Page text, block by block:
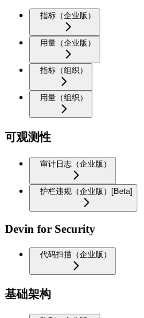
指标（企业版）
用量（企业版）
指标（组织）
用量（组织）
可观测性
审计日志（企业版）
护栏违规（企业版）[Beta]
Devin for Security
代码扫描（企业版）
基础架构